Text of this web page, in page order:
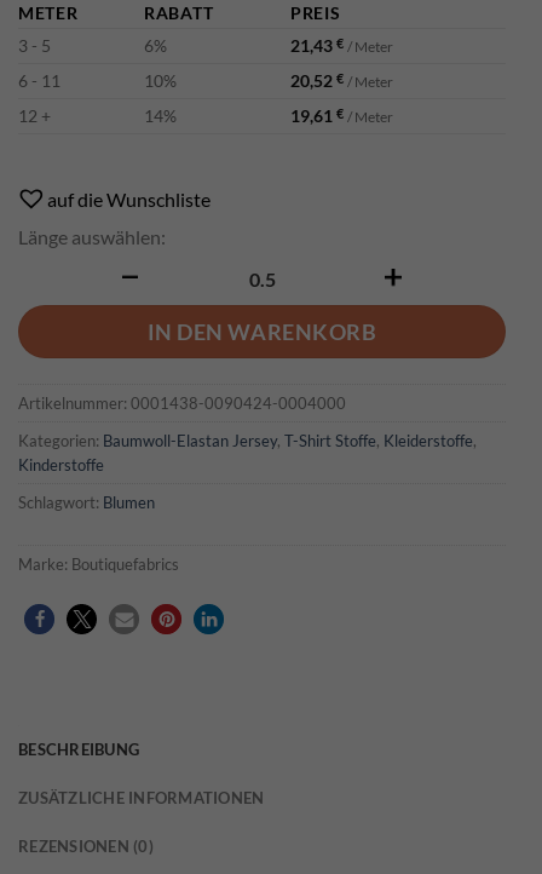
METER RABATT
PREIS
3 - 5
6% 21,43 € / Meter
6 - 11 10% 20,52 € / Meter
12 + 14% 19,61 € / Meter
auf die Wunschliste
Länge auswählen:
IN DEN WARENKORB
Artikelnummer: 0001438-0090424-0004000
Kategorien: Baumwoll-Elastan Jersey, T-Shirt Stoffe, Kleiderstoffe,
Kinderstoffe
Schlagwort: Blumen
Marke: Boutiquefabrics
BESCHREIBUNG
ZUSÄTZLICHE INFORMATIONEN
REZENSIONEN (0)